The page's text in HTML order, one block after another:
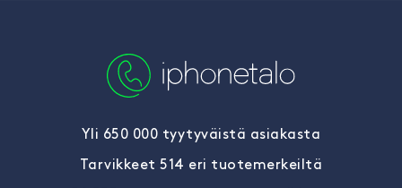
Yli 650 000 tyytyväistä asiakasta
Tarvikkeet 514 eri tuotemerkeiltä